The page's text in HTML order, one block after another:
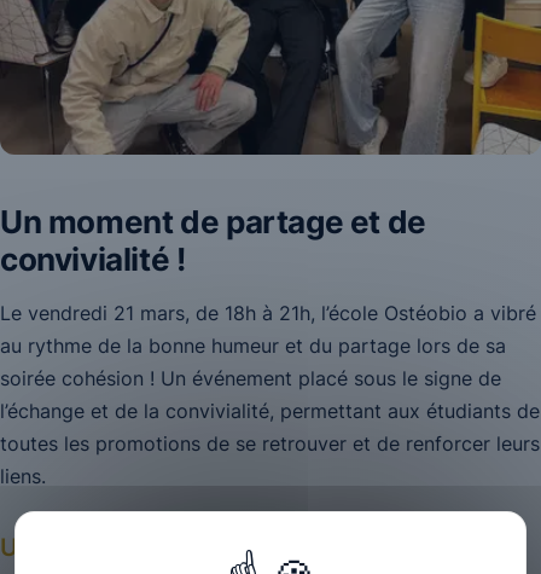
Un moment de partage et de
convivialité !
Le vendredi 21 mars, de 18h à 21h, l’école Ostéobio a vibré
au rythme de la bonne humeur et du partage lors de sa
soirée cohésion ! Un événement placé sous le signe de
l’échange et de la convivialité, permettant aux étudiants de
toutes les promotions de se retrouver et de renforcer leurs
liens.
Une soirée riche en animations